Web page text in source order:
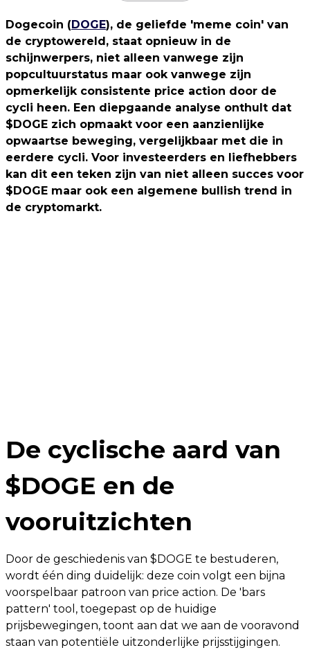
Dogecoin (DOGE), de geliefde 'meme coin' van
de cryptowereld, staat opnieuw in de
schijnwerpers, niet alleen vanwege zijn
popcultuurstatus maar ook vanwege zijn
opmerkelijk consistente price action door de
cycli heen. Een diepgaande analyse onthult dat
$DOGE zich opmaakt voor een aanzienlijke
opwaartse beweging, vergelijkbaar met die in
eerdere cycli. Voor investeerders en liefhebbers
kan dit een teken zijn van niet alleen succes voor
$DOGE maar ook een algemene bullish trend in
de cryptomarkt.
De cyclische aard van
$DOGE en de
vooruitzichten
Door de geschiedenis van $DOGE te bestuderen,
wordt één ding duidelijk: deze coin volgt een bijna
voorspelbaar patroon van price action. De 'bars
pattern' tool, toegepast op de huidige
prijsbewegingen, toont aan dat we aan de vooravond
staan van potentiële uitzonderlijke prijsstijgingen.